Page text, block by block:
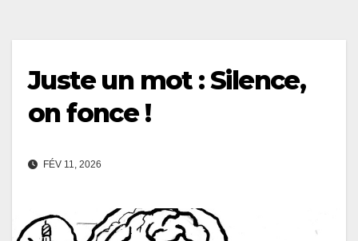
Juste un mot : Silence,
on fonce !
FÉV 11, 2026